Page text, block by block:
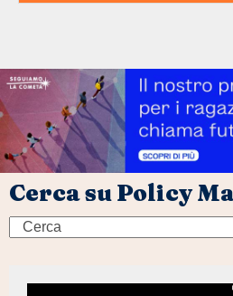
Cerca su Policy
Search